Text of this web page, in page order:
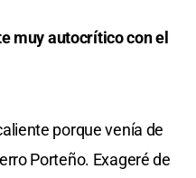
muy autocrítico con el
porque venía de
Porteño. Exageré de